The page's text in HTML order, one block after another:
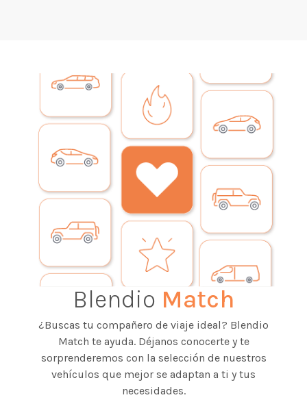
Blendio Match
¿Buscas tu compañero de viaje ideal? Blendio
Match te ayuda. Déjanos conocerte y te
sorprenderemos con la selección de nuestros
vehículos que mejor se adaptan a ti y tus
necesidades.